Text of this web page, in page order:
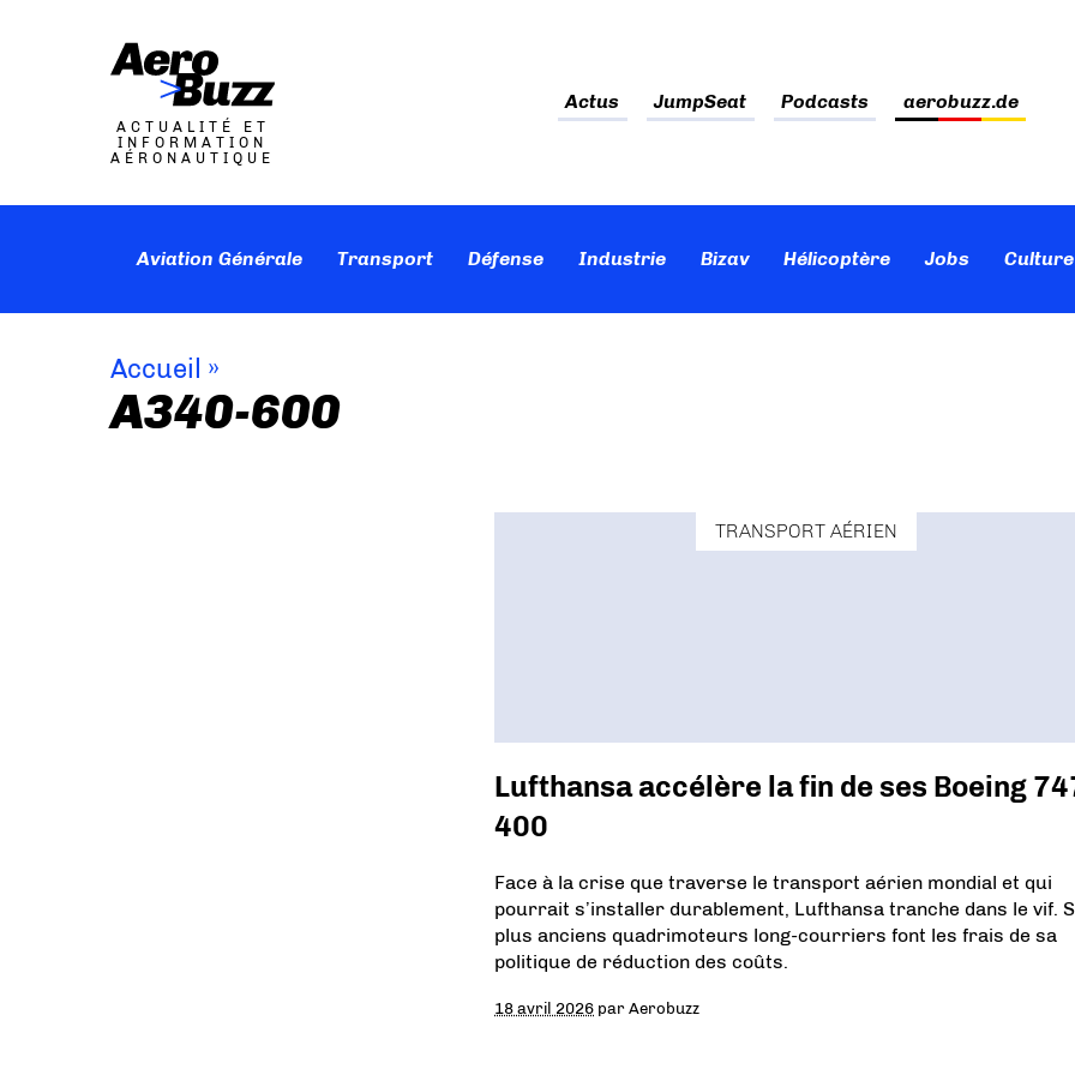
ACTUALITÉ ET
INFORMATION
AÉRONAUTIQUE
Actus JumpSeat Podcasts aerobuzz.de
Aviation Générale Transport Défense Industrie Bizav Hélicoptère Jobs
Accueil »
A340-600
TRANSPORT AÉRIEN
Lufthansa accélère la fin de ses Boeing
400
Face à la crise que traverse le transport aérien mondial et qui
pourrait s’installer durablement, Lufthansa tranche dans le vif.
plus anciens quadrimoteurs long-courriers font les frais de sa
politique de réduction des coûts.
18 avril 2026 parAerobuzz